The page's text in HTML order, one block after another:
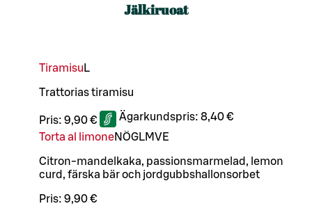
Jälkiruoat
Tiramisu L
Trattorias tiramisu
Pris: 9,90 € Ägarkundspris: 8,40 €
Torta al limoneNÖGLMVE
Citron-mandelkaka, passionsmarmelad, lemon
curd, färska bär och jordgubbshallonsorbet
Pris: 9,90 €